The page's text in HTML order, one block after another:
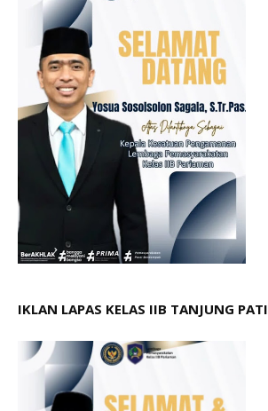
IKLAN LAPAS KELAS IIB TANJUNG PATI